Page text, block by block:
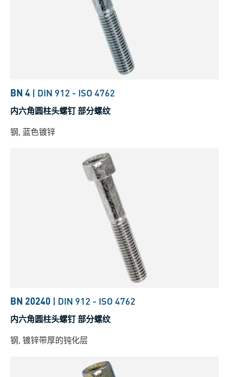
BN 4 | DIN 912 - ISO 4762
内六角圆柱头螺钉 部分螺纹
钢, 蓝色镀锌
BN 20240 | DIN 912 - ISO 4762
内六角圆柱头螺钉 部分螺纹
钢, 镀锌带厚的钝化层